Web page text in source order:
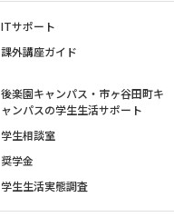
ITサポート
課外講座ガイド
後楽園キャンパス・市ヶ谷田町キ
ャンパスの学生生活サポート
学生相談室
奨学金
学生生活実態調査